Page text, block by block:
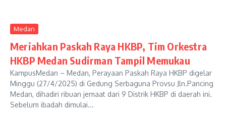
Medan
Meriahkan Paskah Raya HKBP, Tim Orkestra
HKBP Medan Sudirman Tampil Memukau
KampusMedan – Medan, Perayaan Paskah Raya HKBP digelar
Minggu (27/4/2025) di Gedung Serbaguna Provsu Jln.Pancing
Medan, dihadiri ribuan jemaat dari 9 Distrik HKBP di daerah ini.
Sebelum ibadah dimulai...